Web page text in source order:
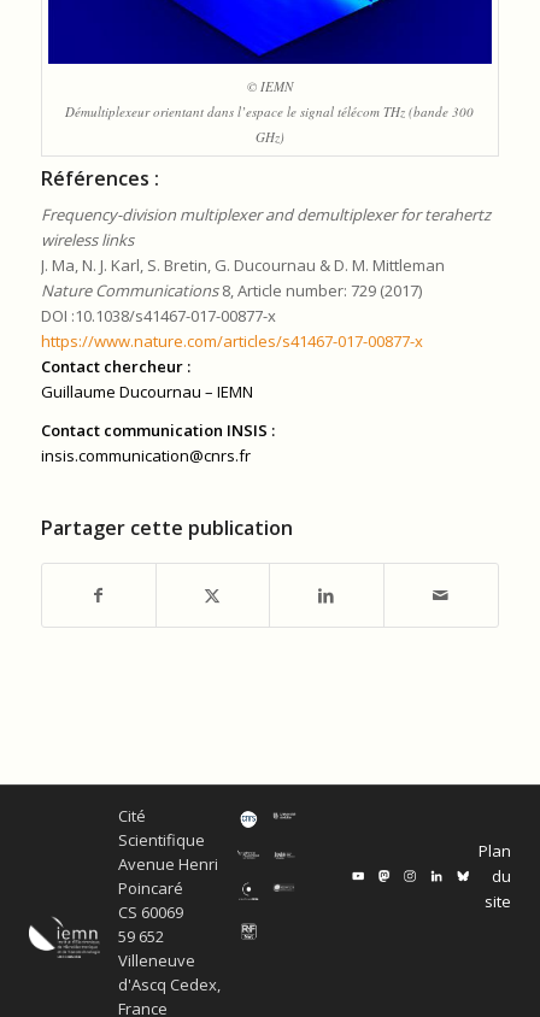
© IEMN
Démultiplexeur orientant dans l’espace le signal télécom THz (bande 300
GHz)
Références :
Frequency-division multiplexer and demultiplexer for terahertz
wireless links
J. Ma, N. J. Karl, S. Bretin, G. Ducournau & D. M. Mittleman
Nature Communications8, Article number: 729 (2017)
DOI :10.1038/s41467-017-00877-x
https://www.nature.com/articles/s41467-017-00877-x
Contact chercheur :
Guillaume Ducournau – IEMN
Contact communication INSIS :
insis.communication@cnrs.fr
Partager cette publication
Cité
Scientifique
Avenue Henri
Poincaré
CS 60069
59 652
Villeneuve
d'Ascq Cedex,
France
Plan
du
site